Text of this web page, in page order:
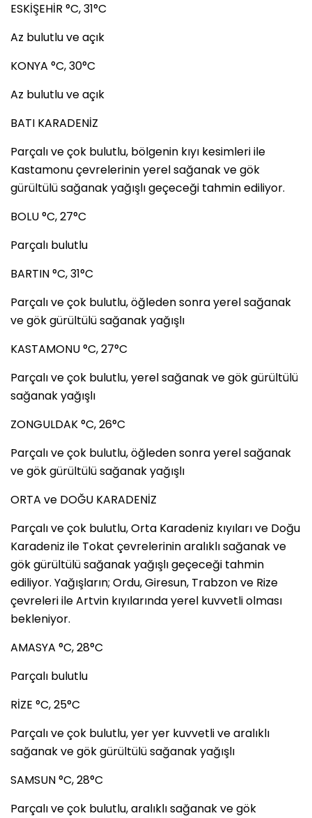
ESKİŞEHİR °C, 31°C
Az bulutlu ve açık
KONYA °C, 30°C
Az bulutlu ve açık
BATI KARADENİZ
Parçalı ve çok bulutlu, bölgenin kıyı kesimleri ile
Kastamonu çevrelerinin yerel sağanak ve gök
gürültülü sağanak yağışlı geçeceği tahmin ediliyor.
BOLU °C, 27°C
Parçalı bulutlu
BARTIN °C, 31°C
Parçalı ve çok bulutlu, öğleden sonra yerel sağanak
ve gök gürültülü sağanak yağışlı
KASTAMONU °C, 27°C
Parçalı ve çok bulutlu, yerel sağanak ve gök gürültülü
sağanak yağışlı
ZONGULDAK °C, 26°C
Parçalı ve çok bulutlu, öğleden sonra yerel sağanak
ve gök gürültülü sağanak yağışlı
ORTA ve DOĞU KARADENİZ
Parçalı ve çok bulutlu, Orta Karadeniz kıyıları ve Doğu
Karadeniz ile Tokat çevrelerinin aralıklı sağanak ve
gök gürültülü sağanak yağışlı geçeceği tahmin
ediliyor. Yağışların; Ordu, Giresun, Trabzon ve Rize
çevreleri ile Artvin kıyılarında yerel kuvvetli olması
bekleniyor.
AMASYA °C, 28°C
Parçalı bulutlu
RİZE °C, 25°C
Parçalı ve çok bulutlu, yer yer kuvvetli ve aralıklı
sağanak ve gök gürültülü sağanak yağışlı
SAMSUN °C, 28°C
Parçalı ve çok bulutlu, aralıklı sağanak ve gök